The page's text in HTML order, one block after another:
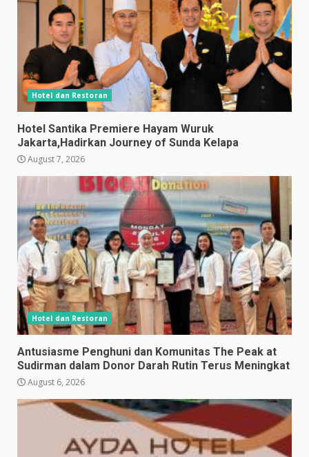
Hotel dan Restoran
Hotel Santika Premiere Hayam Wuruk
Jakarta,Hadirkan Journey of Sunda Kelapa
August 7, 2026
Hotel dan Restoran
Antusiasme Penghuni dan Komunitas The Peak at
Sudirman dalam Donor Darah Rutin Terus Meningkat
August 6, 2026